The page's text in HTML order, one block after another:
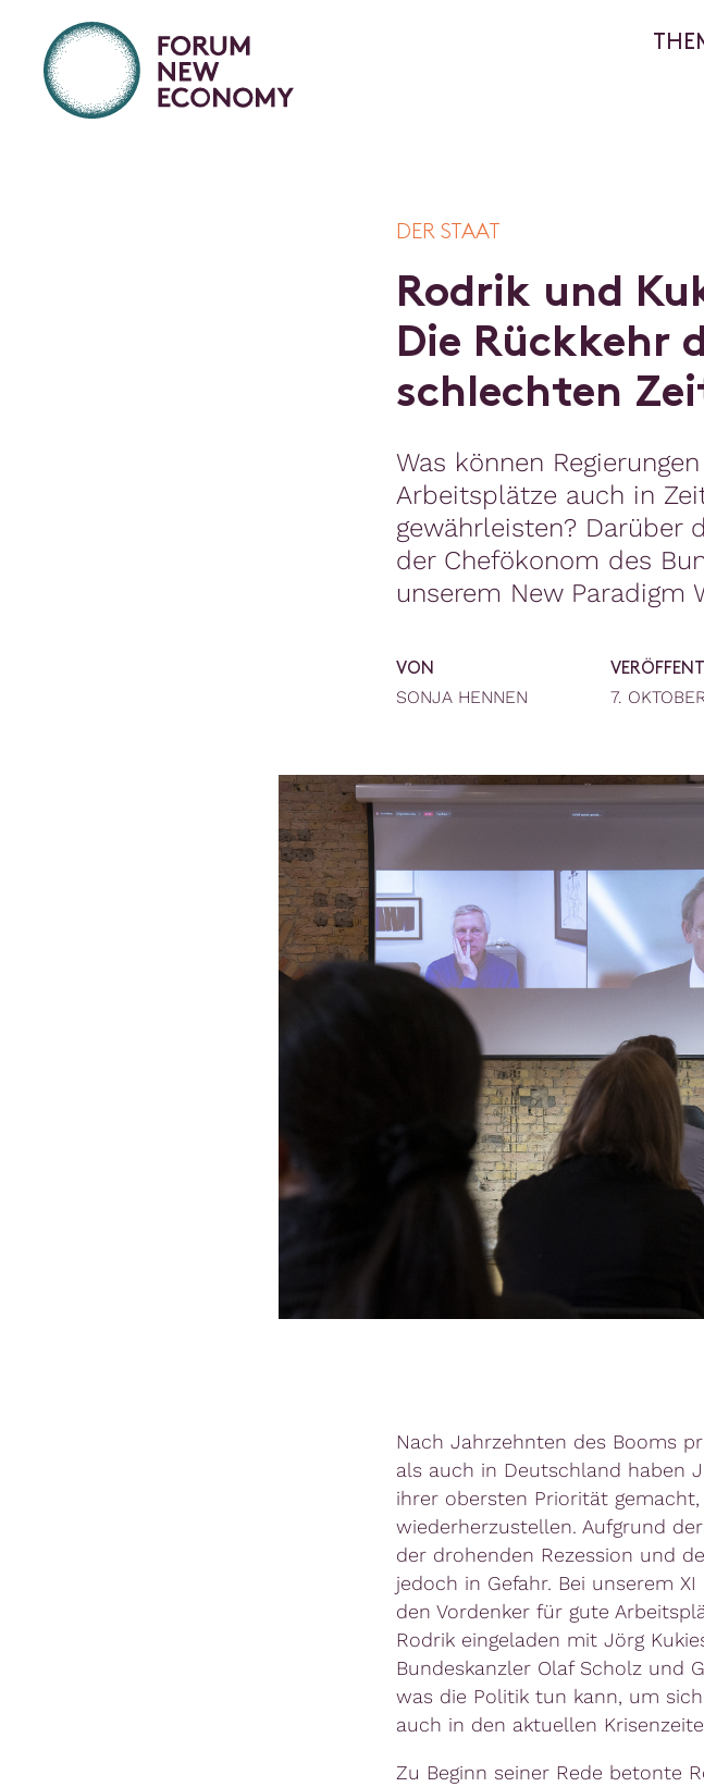
DER STAAT
Rodrik und Ku
Die Rückkehr
schlechten Zei
Was können
Arbeitsplätze auch in
gewährleisten? Darüber
der Chefökonom des
unserem New Paradigm
VON
SONJA HENNEN 7.
Nach Jahrzehnten des Booms
als auch in Deutschland haben
ihrer obersten Priorität gemacht,
wiederherzustellen. Aufgrund
der drohenden Rezession und
jedoch in Gefahr. Bei unserem
den Vordenker für gute
Rodrik eingeladen mit Jörg
Bundeskanzler Olaf Scholz und
was die Politik tun kann, um
auch in den aktuellen
Zu Beginn seiner Rede betonte